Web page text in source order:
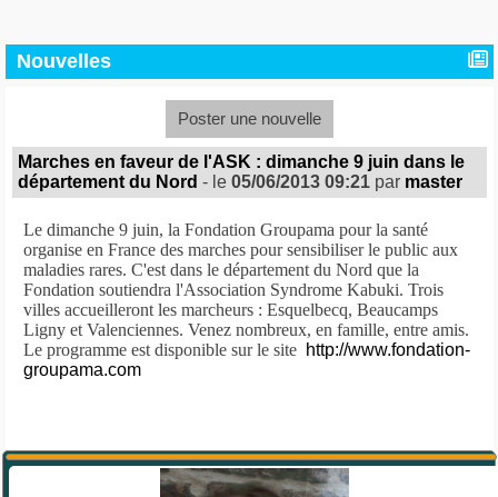
Nouvelles
Poster une nouvelle
Marches en faveur de l'ASK : dimanche 9 juin dans le
département du Nord - le 05/06/2013 09:21par master
Le dimanche 9 juin, la Fondation Groupama pour la santé
organise en France des marches pour sensibiliser le public aux
maladies rares. C'est dans le département du Nord que la
Fondation soutiendra l'Association Syndrome Kabuki. Trois
villes accueilleront les marcheurs : Esquelbecq, Beaucamps
Ligny et Valenciennes. Venez nombreux, en famille, entre amis.
Le programme est disponible sur le site http://www.fondation-
groupama.com